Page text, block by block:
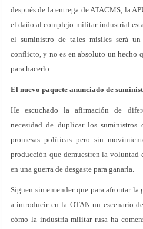
después de la entrega de ATACMS, la
el daño al complejo militar-industrial
el suministro de tales misiles será
conflicto, y no es en absoluto un hecho
para hacerlo.
El nuevo paquete anunciado de
He escuchado la afirmación de
necesidad de duplicar los suministros
promesas políticas pero sin
producción que demuestren la voluntad
en una guerra de desgaste para ganarla.
Siguen sin entender que para afrontar la
a introducir en la OTAN un escenario
cómo la industria militar rusa ha